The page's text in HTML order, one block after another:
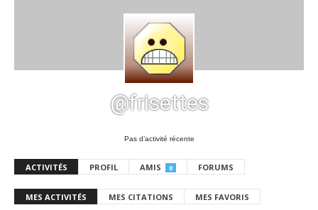
@frisettes
Pas d’activité récente
ACTIVITÉS PROFIL AMIS 0 FORUMS
MES ACTIVITÉS MES CITATIONS MES FAVORIS